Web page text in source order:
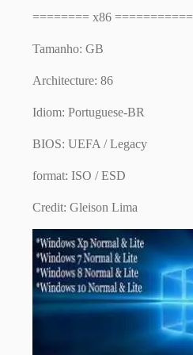
======== x86 ===========
Tamanho: GB
Architecture: 86
Idiom: Portuguese-BR
BIOS: UEFA / Legacy
format: ISO / ESD
Credit: Gleison Lima